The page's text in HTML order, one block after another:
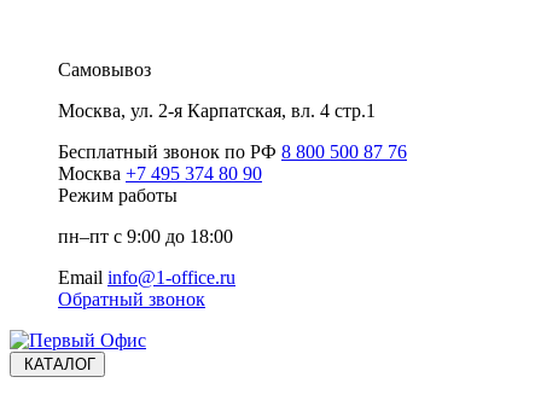
Самовывоз
Москва, ул. 2-я Карпатская, вл. 4 стр.1
Бесплатный звонок по РФ 8 800 500 87 76
Москва +7 495 374 80 90
Режим работы
пн–пт с 9:00 до 18:00
Email info@1-office.ru
Обратный звонок
КАТАЛОГ